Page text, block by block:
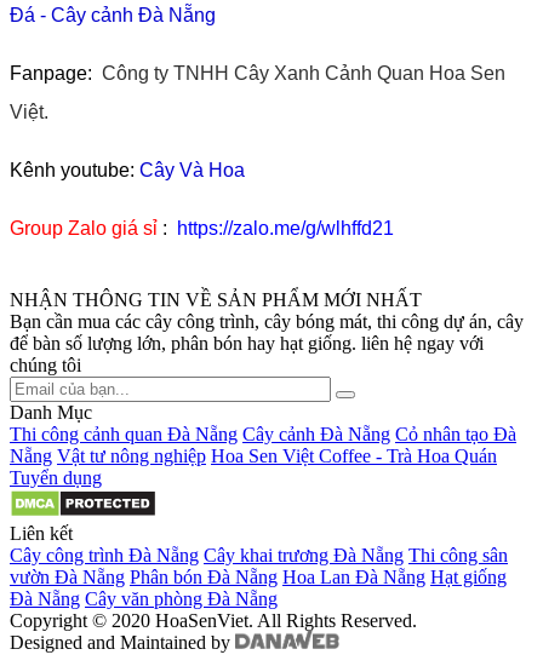
Đá - Cây cảnh Đà Nẵng
Fanpage: Công ty TNHH Cây Xanh Cảnh Quan Hoa Sen
Việt.
Kênh youtube: Cây Và Hoa
Group Zalo giá sỉ : https://zalo.me/g/wlhffd21
NHẬN THÔNG TIN VỀ SẢN PHẨM MỚI NHẤT
Bạn cần mua các cây công trình, cây bóng mát, thi công dự án, cây
để bàn số lượng lớn, phân bón hay hạt giống. liên hệ ngay với
chúng tôi
Danh Mục
Thi công cảnh quan Đà Nẵng Cây cảnh Đà Nẵng Cỏ nhân tạo Đà
Nẵng Vật tư nông nghiệp Hoa Sen Việt Coffee - Trà Hoa Quán
Tuyển dụng
Liên kết
Cây công trình Đà Nẵng Cây khai trương Đà Nẵng Thi công sân
vườn Đà Nẵng Phân bón Đà Nẵng Hoa Lan Đà Nẵng Hạt giống
Đà Nẵng Cây văn phòng Đà Nẵng
Copyright © 2020 HoaSenViet. All Rights Reserved.
Designed and Maintained by